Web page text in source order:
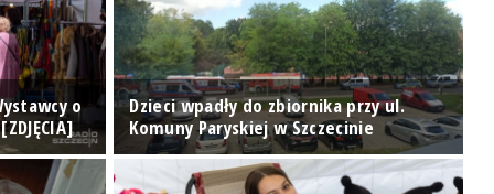
o
Dzieci wpadły do zbiornika przy ul.
Komuny Paryskiej w Szczecinie